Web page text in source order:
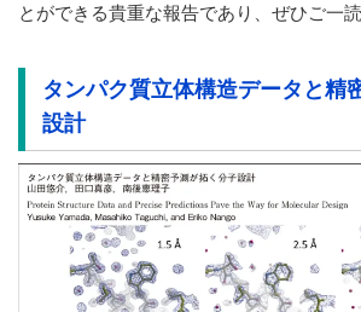
とができる貴重な報告であり、ぜひご一読
タンパク質立体構造データと精
設計